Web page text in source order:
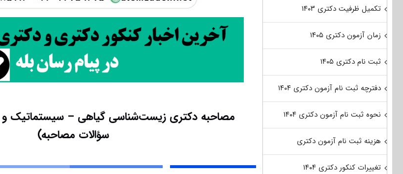
مصاحبه دکتری زیست‌شناسی گیاهی – سیستماتیک و
سؤالات مصاحبه)
تکمیل ظرفیت دکتری ۱۴۰۳
زمان آزمون دکتری ۱۴۰۵
ثبت نام دکتری ۱۴۰۵
دفترچه ثبت نام آزمون دکتری ۱۴۰۴
نحوه ثبت نام آزمون دکتری ۱۴۰۴
هزینه ثبت نام آزمون دکتری
تغییرات کنکور دکتری ۱۴۰۴